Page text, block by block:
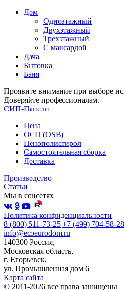
Дом
Одноэтажный
Двухэтажный
Трехэтажный
С мансардой
Дача
Бытовка
Баня
Проявите внимание при выборе
Доверяйте профессионалам.
СИП-Панели
Цена
ОСП (OSB)
Пенополистирол
Самостоятельная сборка
Доставка
Производство
Статьи
Мы в соцсетях
Политика конфиденциальности
8 (800) 511-73-25 +7 (499) 704-58-28
info@ecoeurodom.ru
140300 Россия,
Московская область,
г. Егорьевск,
ул. Промышленная дом 6
Карта сайта
© 2011-2026 все права защищены